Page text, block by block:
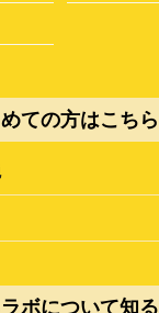
ての方はこちら
ボについて知る